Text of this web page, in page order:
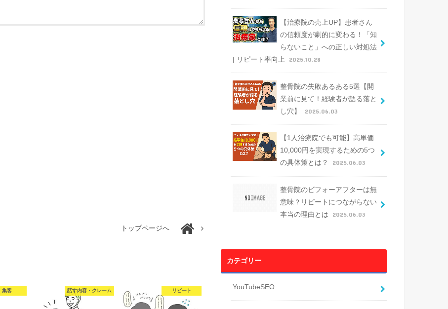
トップページへ
集客 話す内容・クレーム リピート
【治療院の売上UP】患者さん
の信頼度が劇的に変わる！「知
らないこと」への正しい対処法
| リピート率向上
2025.10.28
整骨院の失敗あるある5選【開
業前に見て！経験者が語る落と
し穴】
2025.06.03
【1人治療院でも可能】高単価
10,000円を実現するための5つ
の具体策とは？
2025.06.03
整骨院のビフォーアフターは無
意味？リピートにつながらない
本当の理由とは
2025.06.03
カテゴリー
YouTubeSEO